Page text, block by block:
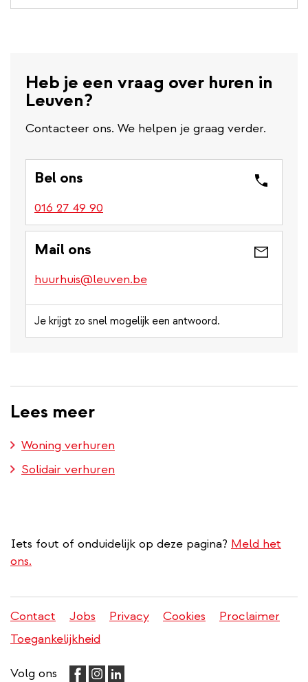
Heb je een vraag over huren in
Leuven?
Contacteer ons. We helpen je graag verder.
Bel ons
016 27 49 90
Mail ons
huurhuis@leuven.be
Je krijgt zo snel mogelijk een antwoord.
Lees meer
Woning verhuren
Solidair verhuren
Iets fout of onduidelijk op deze pagina? Meld het
ons.
Juridisch
menu
Contact Jobs Privacy Cookies
Proclaimer
Toegankelijkheid
Volg ons